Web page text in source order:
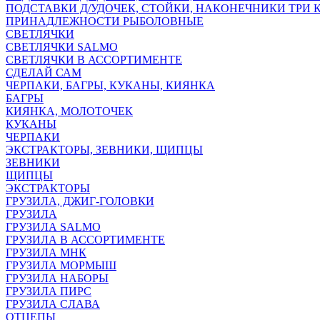
ПОДСТАВКИ Д/УДОЧЕК, СТОЙКИ, НАКОНЕЧНИКИ ТРИ
ПРИНАДЛЕЖНОСТИ РЫБОЛОВНЫЕ
СВЕТЛЯЧКИ
СВЕТЛЯЧКИ SALMO
СВЕТЛЯЧКИ В АССОРТИМЕНТЕ
СДЕЛАЙ САМ
ЧЕРПАКИ, БАГРЫ, КУКАНЫ, КИЯНКА
БАГРЫ
КИЯНКА, МОЛОТОЧЕК
КУКАНЫ
ЧЕРПАКИ
ЭКСТРАКТОРЫ, ЗЕВНИКИ, ЩИПЦЫ
ЗЕВНИКИ
ЩИПЦЫ
ЭКСТРАКТОРЫ
ГРУЗИЛА, ДЖИГ-ГОЛОВКИ
ГРУЗИЛА
ГРУЗИЛА SALMO
ГРУЗИЛА В АССОРТИМЕНТЕ
ГРУЗИЛА МНК
ГРУЗИЛА МОРМЫШ
ГРУЗИЛА НАБОРЫ
ГРУЗИЛА ПИРС
ГРУЗИЛА СЛАВА
ОТЦЕПЫ